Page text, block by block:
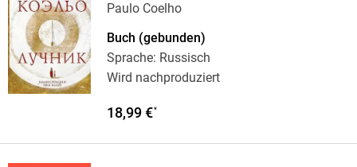
Paulo Coelho
Buch (gebunden)
Sprache: Russisch
Wird nachproduziert
18,99 €*